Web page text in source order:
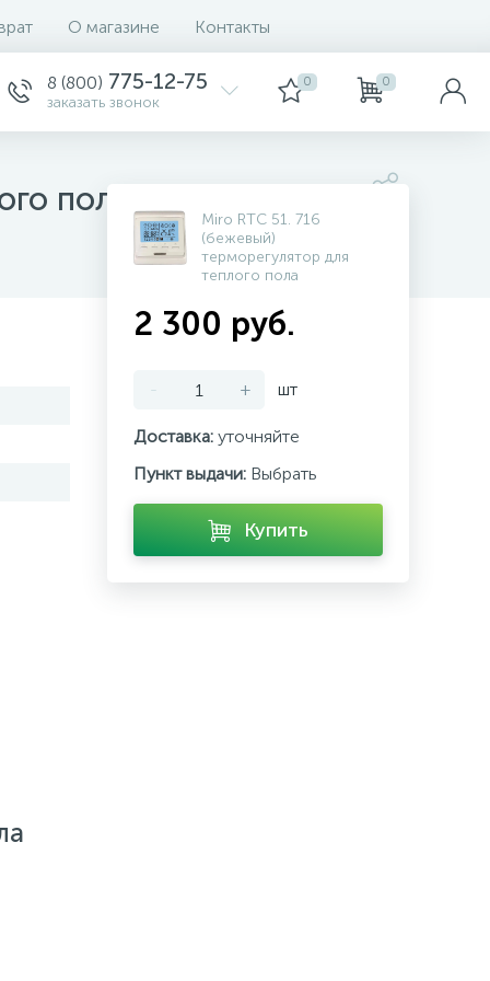
О магазине Контакты
8 (800) 775-12-75
заказать звонок
0 0
пола
Miro RTC 51. 716
(бежевый)
терморегулятор для
теплого пола
2 300 руб.
- + шт
Доставка: уточняйте
Пункт выдачи: Выбрать
Купить